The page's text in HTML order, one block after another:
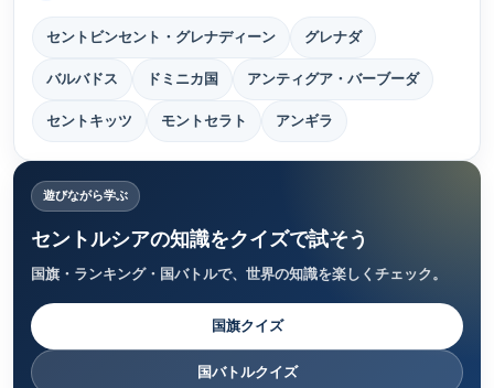
セントビンセント・グレナディーン グレナダ
バルバドス ドミニカ国 アンティグア・バーブーダ
セントキッツ モントセラト アンギラ
遊びながら学ぶ
セントルシアの知識をクイズで試そう
国旗・ランキング・国バトルで、世界の知識を楽しくチェック。
国旗クイズ
国バトルクイズ